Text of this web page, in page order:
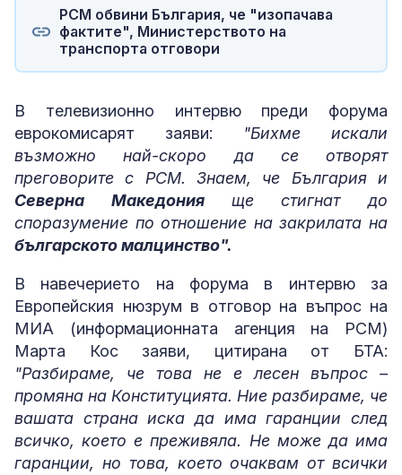
РСМ обвини България, че "изопачава
фактите", Министерството на
транспорта отговори
В телевизионно интервю преди форума
еврокомисарят заяви: "Бихме искали
възможно най-скоро да се отворят
преговорите с РСМ. Знаем, че България и
Северна Македония ще стигнат до
споразумение по отношение на закрилата на
българското малцинство".
В навечерието на форума в интервю за
Европейския нюзрум в отговор на въпрос на
МИА (информационната агенция на РСМ)
Марта Кос заяви, цитирана от БТА:
"Разбираме, че това не е лесен въпрос –
промяна на Конституцията. Ние разбираме, че
вашата страна иска да има гаранции след
всичко, което е преживяла. Не може да има
гаранции, но това, което очаквам от всички